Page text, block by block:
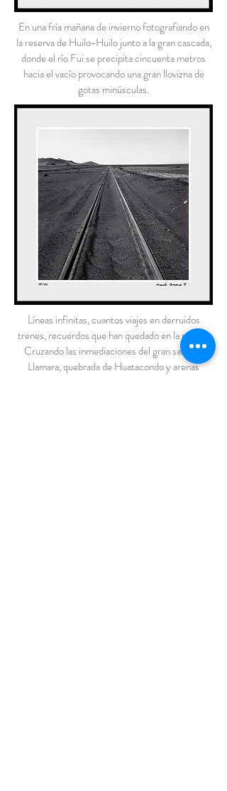
En una fría mañana de invierno fotografiando en
la reserva de Huilo-Huilo junto a la gran cascada,
donde el río Fui se precipita cincuenta metros
hacia el vacío provocando una gran llovizna de
gotas minúsculas.
Líneas infinitas, cuantos viajes en derruidos
trenes, recuerdos que han quedado en la pampa.
Cruzando las inmediaciones del gran salar de
Llamara, quebrada de Huatacondo y arenas